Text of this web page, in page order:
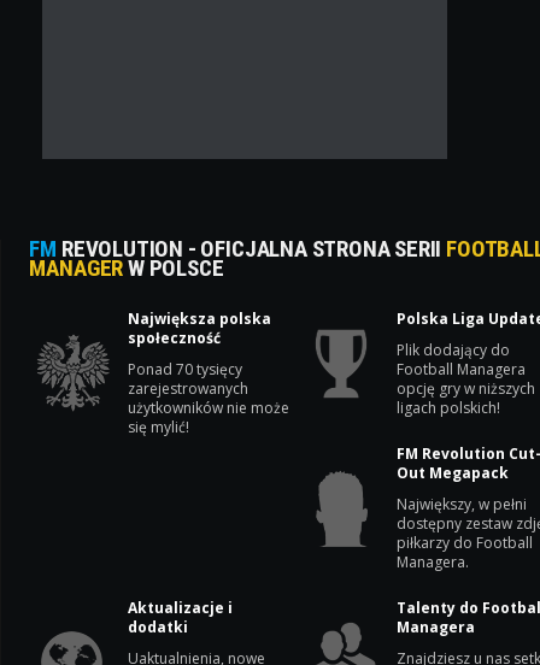
FM REVOLUTION - OFICJALNA STRONA SERII
MANAGERW POLSCE
Największa polska
społeczność
Ponad 70 tysięcy
zarejestrowanych
użytkowników nie może
się mylić!
Polska Liga
Plik dodający do
Football Managera
opcję gry w niższych
ligach polskich!
FM Revolution
Out Megapack
Największy, w pełni
dostępny zestaw
piłkarzy do Football
Managera.
Aktualizacje i
dodatki
Uaktualnienia, nowe
Talenty do
Managera
Znajdziesz u nas